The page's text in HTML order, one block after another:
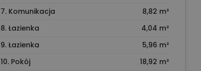
7. Komunikacja
8,82 m²
8. Łazienka
4,04 m²
9. Łazienka
5,96 m²
10. Pokój
18,92 m²